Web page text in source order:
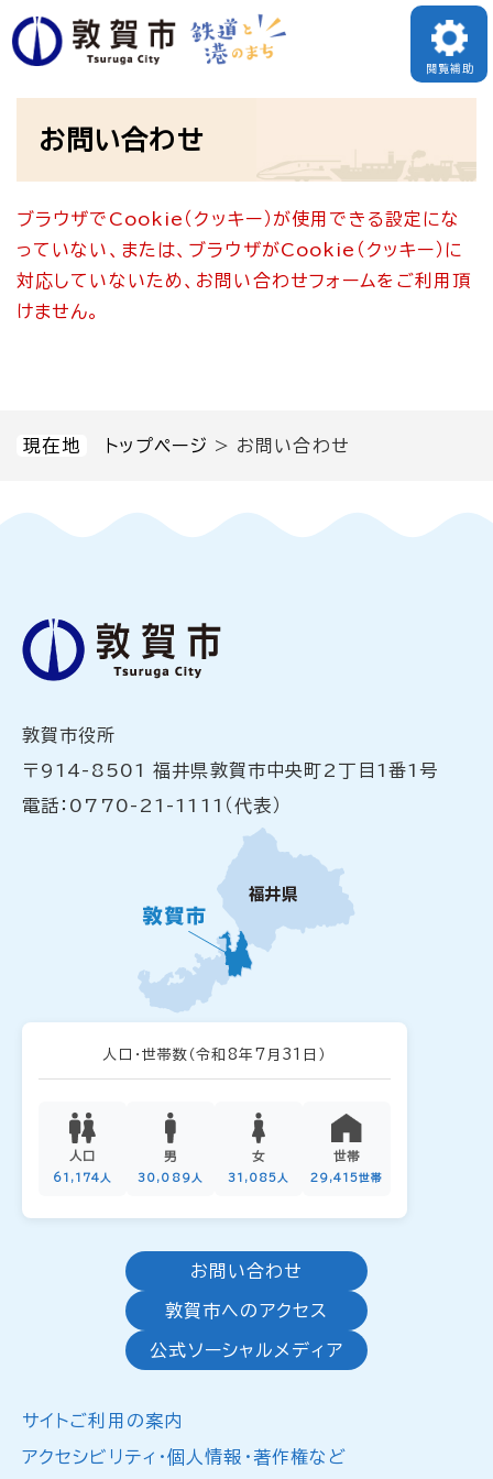
ペ
ー
す
メニューを飛ばして本文へ
閲覧補助
現在地 トップページ > お問い合わせ
お問い合わせ
ブラウザでCookie（クッキー）が使用できる設定にな
っていない、または、ブラウザがCookie（クッキー）に
対応していないため、お問い合わせフォームをご利用頂
けません。
敦賀市役所
〒914-8501 福井県敦賀市中央町2丁目1番1号
電話：0770-21-1111（代表）
人口・世帯数 （令和8年7月31日）
人口
61,174人
男
30,089人
女
31,085人
世帯
29,415世帯
お問い合わせ
敦賀市へのアクセス
公式ソーシャルメディア
サイトご利用の案内
アクセシビリティ・個人情報・著作権など